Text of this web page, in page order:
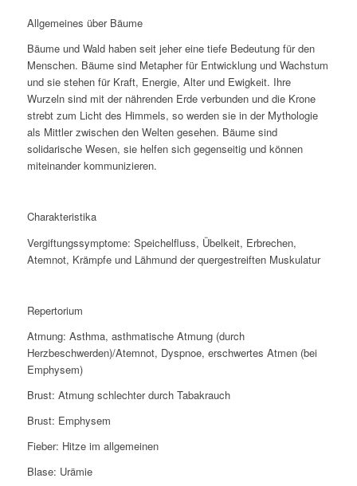
Allgemeines über Bäume
Bäume und Wald haben seit jeher eine tiefe Bedeutung für den
Menschen. Bäume sind Metapher für Entwicklung und Wachstum
und sie stehen für Kraft, Energie, Alter und Ewigkeit. Ihre
Wurzeln sind mit der nährenden Erde verbunden und die Krone
strebt zum Licht des Himmels, so werden sie in der Mythologie
als Mittler zwischen den Welten gesehen. Bäume sind
solidarische Wesen, sie helfen sich gegenseitig und können
miteinander kommunizieren.
Charakteristika
Vergiftungssymptome: Speichelfluss, Übelkeit, Erbrechen,
Atemnot, Krämpfe und Lähmund der quergestreiften Muskulatur
Repertorium
Atmung: Asthma, asthmatische Atmung (durch
Herzbeschwerden)/Atemnot, Dyspnoe, erschwertes Atmen (bei
Emphysem)
Brust: Atmung schlechter durch Tabakrauch
Brust: Emphysem
Fieber: Hitze im allgemeinen
Blase: Urämie